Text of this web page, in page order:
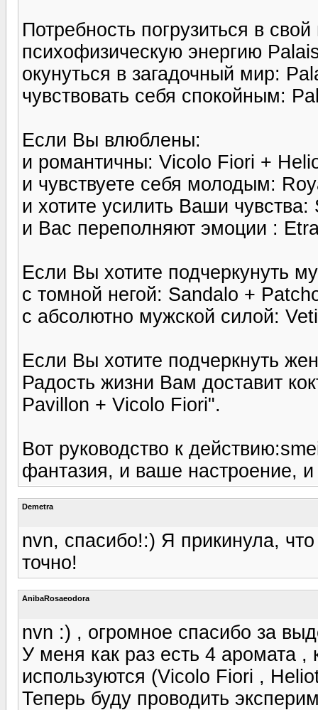
Потребность погрузиться в
психофизическую энергию
окунуться в загадочный мир:
чувствовать себя спокойным:
Если Вы влюблены:
и романтичны: Vicolo Fiori +
и чувствуете себя молодым:
и хотите усилить Ваши
и Вас переполняют эмоции :
Если Вы хотите подчеркунуть
с томной негой: Sandalo +
с абсолютно мужской силой:
Если Вы хотите подчеркнуть
Радость жизни Вам доставит
Pavillon + Vicolo Fiori".
Вот руководство к
фантазия, и ваше настроение,
Demetra
nvn, спасибо!:) Я прикинула,
точно!
AnibaRosaeodora
nvn :) , огромное спасибо за
У меня как раз есть 4 аромата ,
используются (Vicolo Fiori ,
Теперь буду проводить